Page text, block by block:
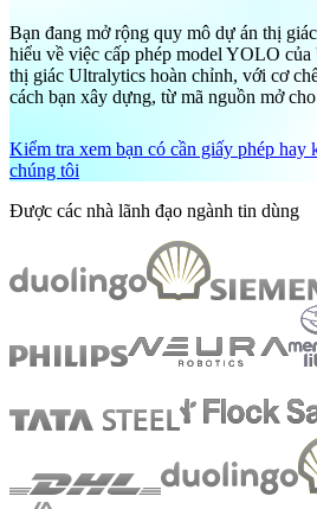
Bạn đang mở rộng quy mô dự án thị
hiểu về việc cấp phép model YOLO
thị giác Ultralytics hoàn chỉnh, với cơ
cách bạn xây dựng, từ mã nguồn mở
Kiểm tra xem bạn có cần giấy phép hay
chúng tôi
Được các nhà lãnh đạo ngành tin dùng